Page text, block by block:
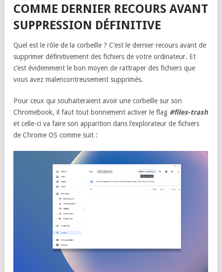
COMME DERNIER RECOURS AVANT
SUPPRESSION DÉFINITIVE
Quel est le rôle de la corbeille ? C’est le dernier recours avant de
supprimer définitivement des fichiers de votre ordinateur. Et
c’est évidemment le bon moyen de rattraper des fichiers que
vous avez malencontreusement supprimés.
Pour ceux qui souhaiteraient avoir une corbeille sur son
Chromebook, il faut tout bonnement activer le flag #files-trash
et celle-ci va faire son apparition dans l’explorateur de fichiers
de Chrome OS comme suit :